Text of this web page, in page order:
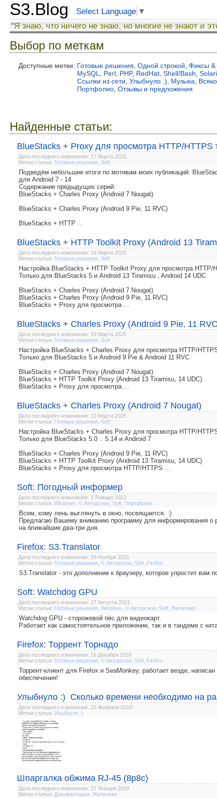
S3.Blog Select Language ▼
"Я знаю, что ничего не знаю, но многие не знают и
Выбор по меткам
Доступные метки: Готовые решения Одной строкой Фиксы &
MySQL
Perl PHP, RedHat Shell/Bash
Ссылки из сети Улыбнуло :) Музыка
Портфолио Отзывы и предложения
Найденные статьи:
BlueStacks + Proxy для просмотра HTTP/HTTPS
Дата последнего изменения: 17 Марта 2025
Метки статьи: Готовые решения Soft
Подведём небольшие итоги по мотивам моих публикаций:
для Android 7 - 14
Содержание предыдущих серий:
BlueStacks + Charles Proxy (Android 7 Nougat)
BlueStacks + Charles Proxy (Android 9 Pie, 11 RVC)
BlueStacks + HTTP ...
BlueStacks + HTTP Toolkit Proxy (Android 13
Дата последнего изменения: 16 Марта 2025
Метки статьи: Готовые решения Soft
Настройка BlueStacks + HTTP Toolkit Proxy для просмотра HTTP/
Только для BlueStacks 5 и Android 13 Tiramisu , Android 14 UDC
BlueStacks + Charles Proxy (Android 7 Nougat)
BlueStacks + Charles Proxy (Android 9 Pie, 11 RVC)
BlueStacks + Proxy для просмотра ...
BlueStacks + Charles Proxy (Android 9 Pie, 11
Дата последнего изменения: 16 Марта 2025
Метки статьи: Готовые решения Soft
Настройка BlueStacks + Charles Proxy для просмотра HTTP/
Только для BlueStacks 5 и Android 9 Pie & Android 11 RVC
BlueStacks + Charles Proxy (Android 7 Nougat)
BlueStacks + HTTP Toolkit Proxy (Android 13 Tiramisu, 14 UDC)
BlueStacks + Proxy для просмотра ...
BlueStacks + Charles Proxy (Android 7 Nougat)
Дата последнего изменения: 15 Марта 2025
Метки статьи: Готовые решения Soft
Настройка BlueStacks + Charles Proxy для просмотра HTTP/
Только для BlueStacks 5.0 .. 5.14 и Android 7
BlueStacks + Charles Proxy (Android 9 Pie, 11 RVC)
BlueStacks + HTTP Toolkit Proxy (Android 13 Tiramisu, 14 UDC)
BlueStacks + Proxy для просмотра HTTP/HTTPS ...
Soft: Погодный информер
Дата последнего изменения: 3 Января 2022
Метки статьи: Windows © Авторское Soft Портфолио
Всем, кому лень выглянуть в окно, посвящается. :)
Предлагаю Вашему вниманию программу для информирования о
на ближайшие два-три дня.
Firefox: S3.Translator
Дата последнего изменения: 29 Ноября 2021
Метки статьи: Готовые решения © Авторское Soft Firefox
S3.Translator - это дополнение к браузеру, которое упростит вам
Soft: Watchdog GPU
Дата последнего изменения: 17 Августа 2021
Метки статьи: Готовые решения Windows © Авторское Soft Железяки
Watchdog GPU - сторожевой пёс для видеокарт.
Работает как самостоятельное приложение, так и в тандеме с
Firefox: Торрент Торнадо
Дата последнего изменения: 16 Декабря 2018
Метки статьи: Готовые решения © Авторское Soft Firefox
Торрент-клиент для Firefox и SeaMonkey, работает везде,
обеспечения!
Улыбнуло :) Сколько времени необходимо на
Дата последнего изменения: 23 Февраля 2018
Метки статьи: Улыбнуло :)
Шпаргалка обжима RJ-45 (8p8c)
Дата последнего изменения: 27 Января 2018
Метки статьи: Документация Железяки